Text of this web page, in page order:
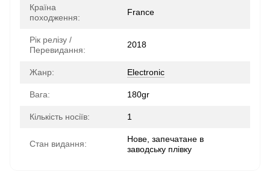
Країна
походження:
France
Рік релізу /
Перевидання:
2018
Жанр: Electronic
Вага: 180gr
Кількість носіїв: 1
Стан видання:
Нове, запечатане в
заводську плівку